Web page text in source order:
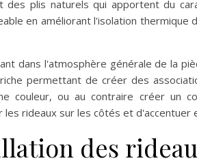
plis naturels qui apportent du
en améliorant l'isolation
dans l'atmosphère générale de la
permettant de créer des
couleur, ou au contraire créer un
rideaux sur les côtés et
des